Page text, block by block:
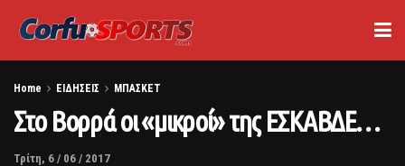
Home ΕΙΔΗΣΕΙΣ ΜΠΑΣΚΕΤ
Στο Βορρά οι «μικροί» της ΕΣΚΑΒΔΕ…
Τρίτη, 6 / 06 / 2017